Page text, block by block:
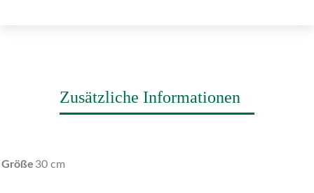
Zusätzliche Informationen
Größe 30 cm